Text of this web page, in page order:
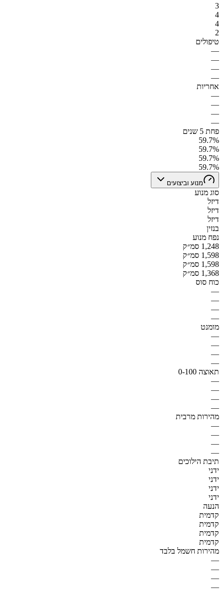
3
4
4
2
טיפולים
—
—
—
—
אחריות
—
—
—
—
פחת 5 שנים
59.7%
59.7%
59.7%
59.7%
מנוע וביצועים
סוג מנוע
דיזל
דיזל
דיזל
בנזין
נפח מנוע
1,248 סמ״ק
1,598 סמ״ק
1,598 סמ״ק
1,368 סמ״ק
כוח סוס
—
—
—
—
מומנט
—
—
—
—
תאוצה 0-100
—
—
—
—
מהירות מרבית
—
—
—
—
תיבת הילוכים
ידני
ידני
ידני
ידני
הנעה
קדמית
קדמית
קדמית
קדמית
מהירות חשמל בלבד
—
—
—
—